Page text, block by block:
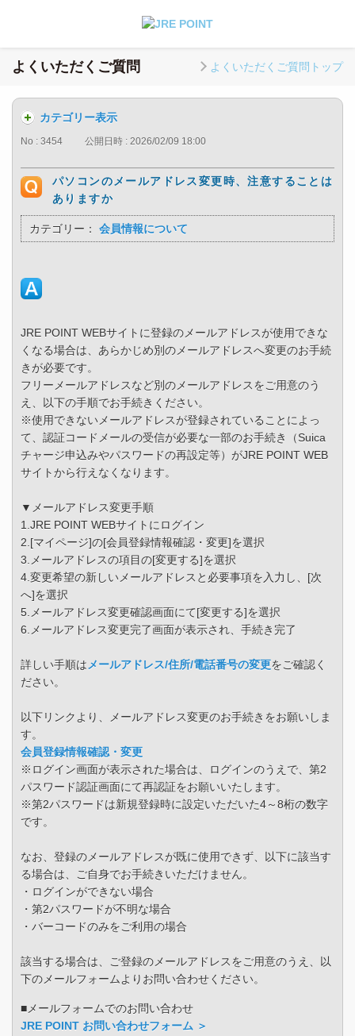
よくいただくご質問 よくいただくご質問トップ
カテゴリー表示
No : 3454 公開日時 : 2026/02/09 18:00
パソコンのメールアドレス変更時、注意することは
ありますか
カテゴリー： 会員情報について
JRE POINT WEBサイトに登録のメールアドレスが使用できな
くなる場合は、あらかじめ別のメールアドレスへ変更のお手続
きが必要です。
フリーメールアドレスなど別のメールアドレスをご用意のう
え、以下の手順でお手続きください。
※使用できないメールアドレスが登録されていることによっ
て、認証コードメールの受信が必要な一部のお手続き（Suica
チャージ申込みやパスワードの再設定等）がJRE POINT WEB
サイトから行えなくなります。
▼メールアドレス変更手順
1.JRE POINT WEBサイトにログイン
2.[マイページ]の[会員登録情報確認・変更]を選択
3.メールアドレスの項目の[変更する]を選択
4.変更希望の新しいメールアドレスと必要事項を入力し、[次
へ]を選択
5.メールアドレス変更確認画面にて[変更する]を選択
6.メールアドレス変更完了画面が表示され、手続き完了
詳しい手順はメールアドレス/住所/電話番号の変更をご確認く
ださい。
以下リンクより、メールアドレス変更のお手続きをお願いしま
す。
会員登録情報確認・変更
※ログイン画面が表示された場合は、ログインのうえで、第2
パスワード認証画面にて再認証をお願いいたします。
※第2パスワードは新規登録時に設定いただいた4～8桁の数字
です。
なお、登録のメールアドレスが既に使用できず、以下に該当す
る場合は、ご自身でお手続きいただけません。
・ログインができない場合
・第2パスワードが不明な場合
・バーコードのみをご利用の場合
該当する場合は、ご登録のメールアドレスをご用意のうえ、以
下のメールフォームよりお問い合わせください。
■メールフォームでのお問い合わせ
JRE POINT お問い合わせフォーム ＞